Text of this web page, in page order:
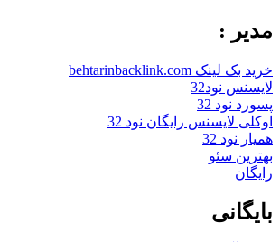
مدیر :
خرید بک لینک behtarinbacklink.com
لایسنس نود32
پسورد نود 32
اوکلی لایسنس رایگان نود 32
همیار نود 32
بهترین سئو
رایگان
بایگانی